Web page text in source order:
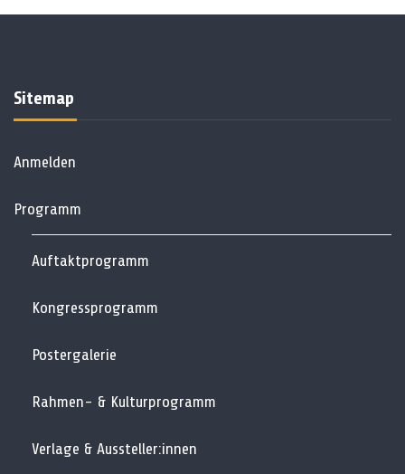
Sitemap
Anmelden
Programm
Auftaktprogramm
Kongressprogramm
Postergalerie
Rahmen- & Kulturprogramm
Verlage & Aussteller:innen